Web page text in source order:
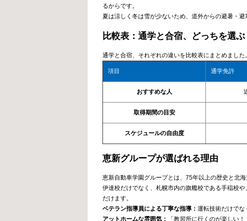
るからです。
夏は涼しく冬は雪が少ないため、道外からの避暑・避
比較表：通学と合宿、どっちを選ぶ
通学と合宿、それぞれの違いを比較表にまとめまし
項目 通学免許
おすすめな人
取得期間の目安
スケジュールの自由度
恵新グループが選ばれる理由
恵新自動車学園グループとは、75年以上の歴史と北
伊達校だけでなく、札幌市内の旗艦校である手稲校や
だけます。
ベテラン指導員による丁寧な指導： 運転技術だけでな
アットホームな雰囲気：
「教習所に行くのが楽しい